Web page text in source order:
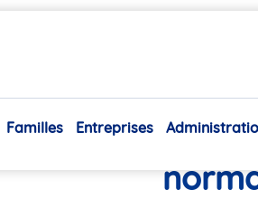
Familles Entreprises
PIM PAM